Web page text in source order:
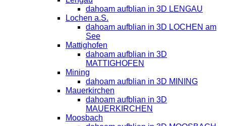
dahoam aufblian in 3D LENGAU
Lochen a.S.
dahoam aufblian in 3D LOCHEN am
See
Mattighofen
dahoam aufblian in 3D
MATTIGHOFEN
Mining
dahoam aufblian in 3D MINING
Mauerkirchen
dahoam aufblian in 3D
MAUERKIRCHEN
Moosbach